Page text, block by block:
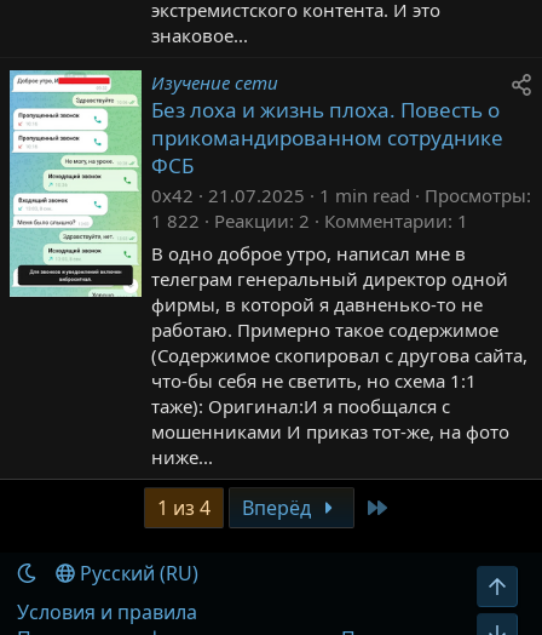
экстремистского контента. И это
знаковое...
Изучение сети
Без лоха и жизнь плоха. Повесть о
прикомандированном сотруднике
ФСБ
0x42 21.07.2025 1 min read
Просмотры
1 822
Реакции 2 Комментарии 1
В одно доброе утро, написал мне в
телеграм генеральный директор одной
фирмы, в которой я давненько-то не
работаю. Примерно такое содержимое
(Содержимое скопировал с другова сайта,
что-бы себя не светить, но схема 1:1
таже): Оригинал:И я пообщался с
мошенниками И приказ тот-же, на фото
ниже...
1 из 4 Вперёд
Русский (RU)
Условия и правила